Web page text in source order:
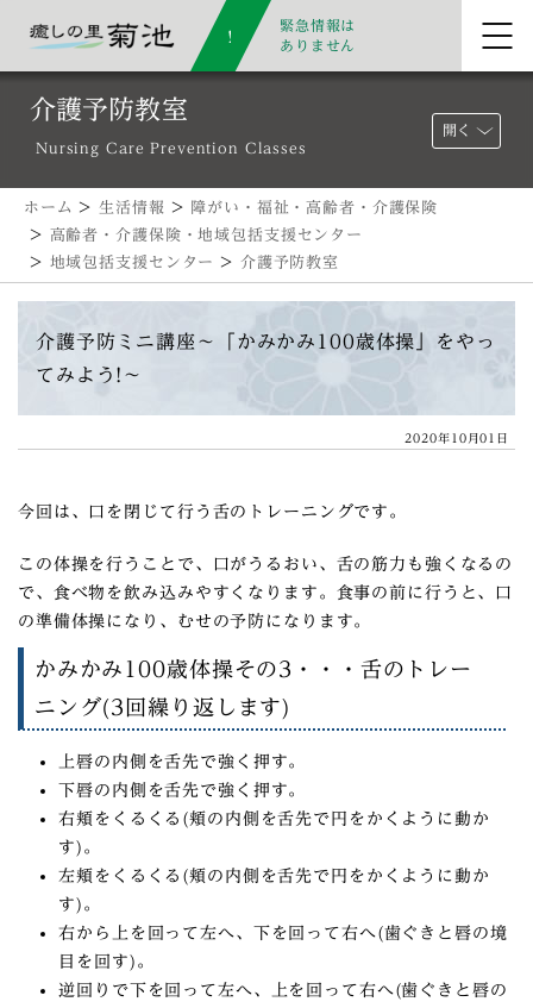
緊急情報は
ありません
介護予防教室
Nursing Care Prevention Classes
開く
ホーム >生活情報 >
障がい・福祉・高齢者・介護保険
> 高齢者・介護保険・地域包括支援センター
> 地域包括支援センター > 介護予防教室
介護予防ミニ講座〜「かみかみ100歳体操」をやっ
てみよう!〜
2020年10月01日
今回は、口を閉じて行う舌のトレーニングです。
この体操を行うことで、口がうるおい、舌の筋力も強くなるの
で、食べ物を飲み込みやすくなります。食事の前に行うと、口
の準備体操になり、むせの予防になります。
かみかみ100歳体操その3・・・舌のトレー
ニング(3回繰り返します)
上唇の内側を舌先で強く押す。
下唇の内側を舌先で強く押す。
右頬をくるくる(頬の内側を舌先で円をかくように動か
す)。
左頬をくるくる(頬の内側を舌先で円をかくように動か
す)。
右から上を回って左へ、下を回って右へ(歯ぐきと唇の境
目を回す)。
逆回りで下を回って左へ、上を回って右へ(歯ぐきと唇の